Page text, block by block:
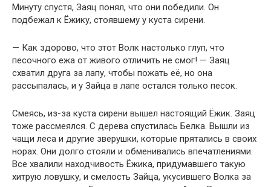
Минуту спустя, Заяц понял, что они победили. Он
подбежал к Ёжику, стоявшему у куста сирени.
— Как здорово, что этот Волк настолько глуп, что
песочного ежа от живого отличить не смог! — Заяц
схватил друга за лапу, чтобы пожать её, но она
рассыпалась, и у Зайца в лапе остался только песок.
Смеясь, из-за куста сирени вышел настоящий Ёжик. Заяц
тоже рассмеялся. С дерева спустилась Белка. Вышли из
чащи леса и другие зверушки, которые прятались в своих
норах. Они долго стояли и обменивались впечатлениями.
Все хвалили находчивость Ёжика, придумавшего такую
хитрую ловушку, и смелость Зайца, укусившего Волка за